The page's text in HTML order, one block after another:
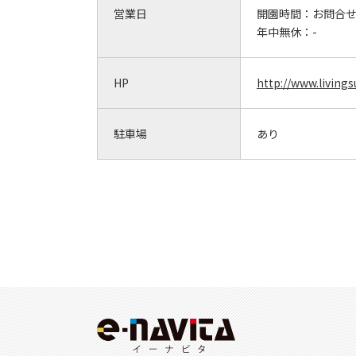
営業日 開園時間： お問合
年中無休： -
HP http://
駐車場 あり